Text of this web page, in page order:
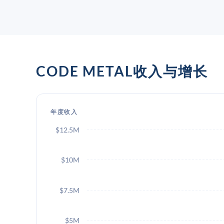
CODE METAL收入与增长
年度收入
$5M
$7.5M
$10M
$12.5M